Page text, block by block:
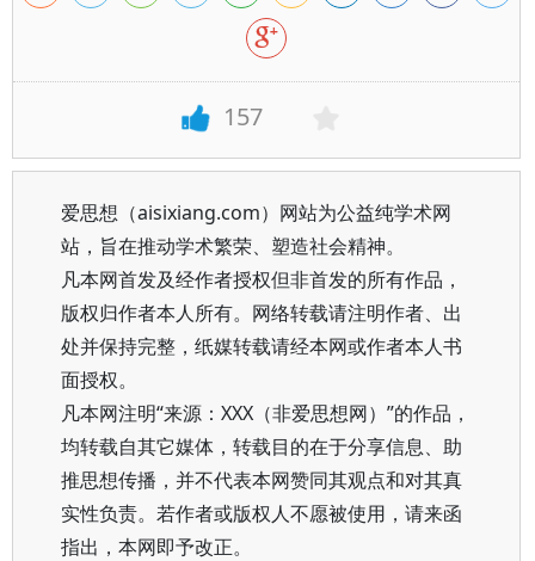
157
爱思想（aisixiang.com）网站为公益纯学术网
站，旨在推动学术繁荣、塑造社会精神。
凡本网首发及经作者授权但非首发的所有作品，
版权归作者本人所有。网络转载请注明作者、出
处并保持完整，纸媒转载请经本网或作者本人书
面授权。
凡本网注明“来源：XXX（非爱思想网）”的作品，
均转载自其它媒体，转载目的在于分享信息、助
推思想传播，并不代表本网赞同其观点和对其真
实性负责。若作者或版权人不愿被使用，请来函
指出，本网即予改正。